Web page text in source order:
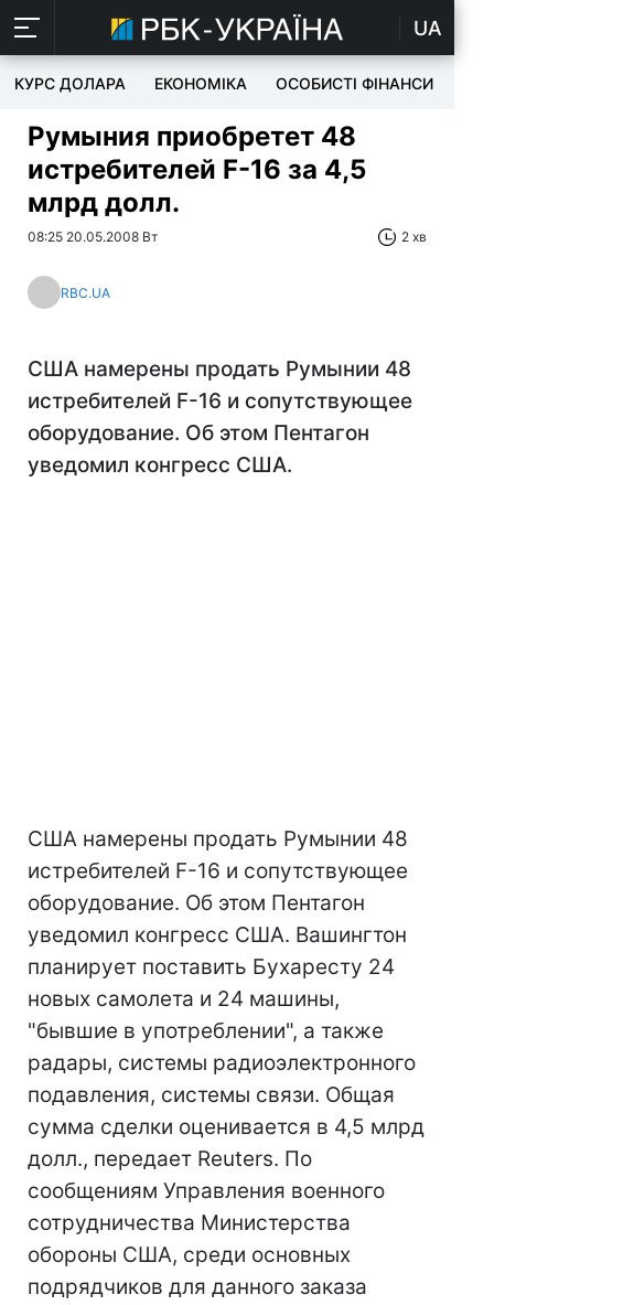
UA
КУРС ДОЛАРА ЕКОНОМІКА ОСОБИСТІ ФІНАНСИ
Румыния приобретет 48
истребителей F-16 за 4,5
млрд долл.
08:25 20.05.2008 Вт 2 хв
RBC.UA
США намерены продать Румынии 48
истребителей F-16 и сопутствующее
оборудование. Об этом Пентагон
уведомил конгресс США.
США намерены продать Румынии 48
истребителей F-16 и сопутствующее
оборудование. Об этом Пентагон
уведомил конгресс США. Вашингтон
планирует поставить Бухаресту 24
новых самолета и 24 машины,
"бывшие в употреблении", а также
радары, системы радиоэлектронного
подавления, системы связи. Общая
сумма сделки оценивается в 4,5 млрд
долл., передает Reuters. По
сообщениям Управления военного
сотрудничества Министерства
обороны США, среди основных
подрядчиков для данного заказа